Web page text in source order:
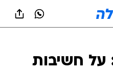
על חשיבות